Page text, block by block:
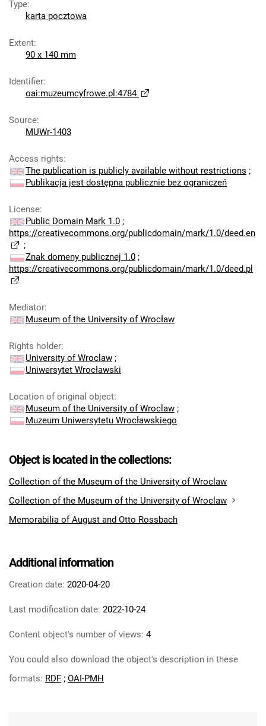
Type:
karta pocztowa
Extent:
90 x 140 mm
Identifier:
oai:muzeumcyfrowe.pl:4784
Source:
MUWr-1403
Access rights:
The publication is publicly available without restrictions ;
Publikacja jest dostępna publicznie bez ograniczeń
License:
Public Domain Mark 1.0 ;
https://creativecommons.org/publicdomain/mark/1.0/deed.en
;
Znak domeny publicznej 1.0 ;
https://creativecommons.org/publicdomain/mark/1.0/deed.pl
Mediator:
Museum of the University of Wrocław
Rights holder:
University of Wroclaw ;
Uniwersytet Wrocławski
Location of original object:
Museum of the University of Wroclaw ;
Muzeum Uniwersytetu Wrocławskiego
Object is located in the collections:
Collection of the Museum of the University of Wroclaw
Collection of the Museum of the University of Wroclaw
Memorabilia of August and Otto Rossbach
Additional information
Creation date: 2020-04-20
Last modification date: 2022-10-24
Content object's number of views: 4
You could also download the object's description in these
formats: RDF ; OAI-PMH